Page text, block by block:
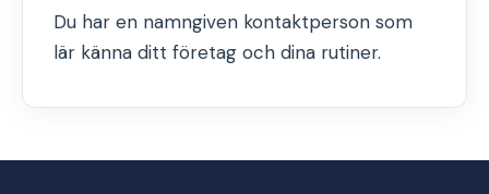
Du har en namngiven kontaktperson som
lär känna ditt företag och dina rutiner.